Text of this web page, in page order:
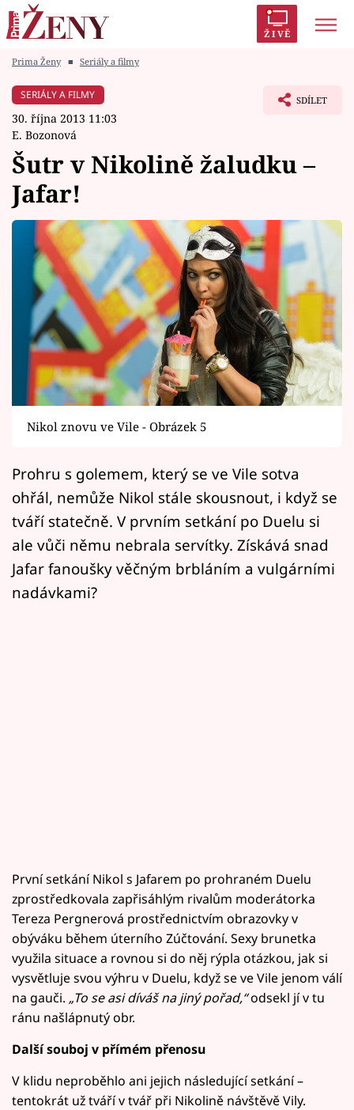
ŽIVĚ
Módní alarm
Témata
Celebrity
Vztahy
Seriály
Horoskopy
Sledujte prima+
Filmový festival Karlovy Vary
Pořady
Mámy sobě
Přihlášení
Prima Ženy ■ Seriály a filmy
SERIÁLY A FILMY
30. října 2013 11:03
E. Bozonová
SDÍLET
Šutr v Nikolině žaludku –
Jafar!
Nikol znovu ve Vile - Obrázek 5
Prohru s golemem, který se ve Vile sotva
ohřál, nemůže Nikol stále skousnout, i když se
tváří statečně. V prvním setkání po Duelu si
ale vůči němu nebrala servítky. Získává snad
Jafar fanoušky věčným brbláním a vulgárními
nadávkami?
První setkání Nikol s Jafarem po prohraném Duelu
zprostředkovala zapřisáhlým rivalům moderátorka
Tereza Pergnerová prostřednictvím obrazovky v
obýváku během úterního Zúčtování. Sexy brunetka
využila situace a rovnou si do něj rýpla otázkou, jak si
vysvětluje svou výhru v Duelu, když se ve Vile jenom válí
na gauči. „To se asi díváš na jiný pořad,“odsekl jí v tu
ránu našlápnutý obr.
Další souboj v přímém přenosu
V klidu neproběhlo ani jejich následující setkání –
tentokrát už tváří v tvář při Nikolině návštěvě Vily.